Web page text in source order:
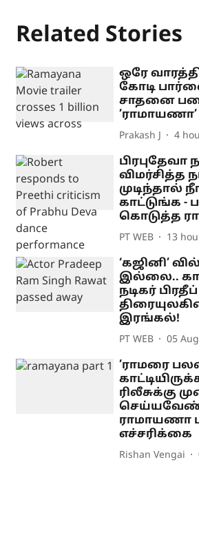
Related Stories
ஒரே
கோடி
சாதனை
Prakash J 4
விமர்சித்த
முடிந்தால்
காட்டுங்க -
கொடுத்த
PT WEB 13
‘கஜினி’
இல்லை..
நடிகர்
இரங்கல்!
PT WEB 05
’ராமரை
ரிலீசுக்கு
ராமாயணா
எச்சரிக்கை
Rishan Vengai